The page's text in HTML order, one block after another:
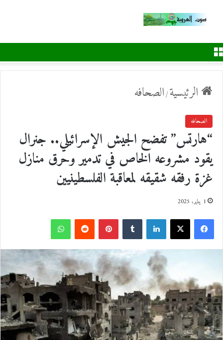
الرئيسية/الصحافه
الصحافه
“هارتس” تفضح الجيش الإسرائيلي.. جنرال
يقود مشروعه الخاص في تدمير وحرق منازل
غزة رفقه شقيقه لمعاقبة الفلسطينيين
1 يناير، 2025
ي
س
ب
و
X
ي
ن
ك
د
T
u
m
b
ي
ن
ت
ي
R
e
d
d
ا
ت
س
ا